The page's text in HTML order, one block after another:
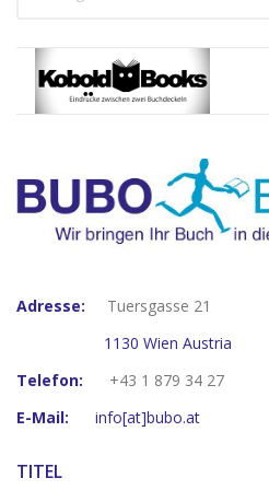
Adresse:
Tuersgasse 21
1130 Wien Austria
Telefon:
+43 1 879 34 27
E-Mail:
info[at]bubo.at
TITEL